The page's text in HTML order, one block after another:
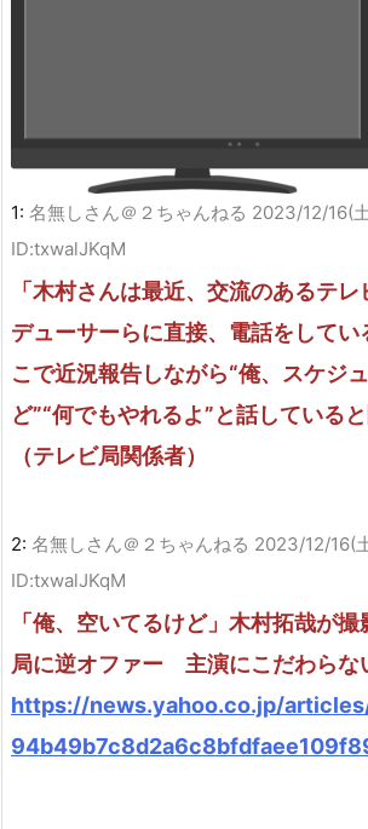
1: 名無しさん＠２ちゃんねる 2023/12/16(
ID:txwalJKqM
「木村さんは最近、交流のあるテ
デューサーらに直接、電話をしてい
こで近況報告しながら“俺、スケジ
ど”“何でもやれるよ”と話していると
（テレビ局関係者）
2: 名無しさん＠２ちゃんねる 2023/12/16(
ID:txwalJKqM
「俺、空いてるけど」木村拓哉が
局に逆オファー 主演にこだわらな
https://news.yahoo.co.jp/